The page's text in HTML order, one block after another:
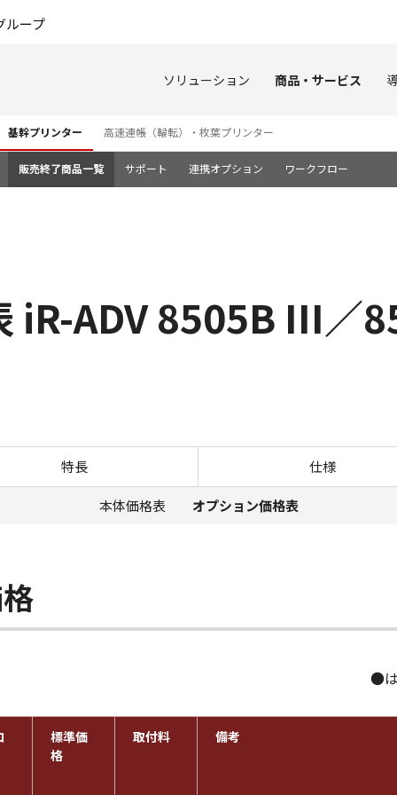
ループ
ソリューション 商品・サービス
基幹プリンター 高速連帳（輪転）・枚葉プリンター
販売終了商品一覧 サポート 連携オプション ワークフロー
iR-ADV 8505B III／
オプション価格表 iR-ADV
特長 仕様
本体価格表 オプション価格表
●は
標準価
格
取付料 備考